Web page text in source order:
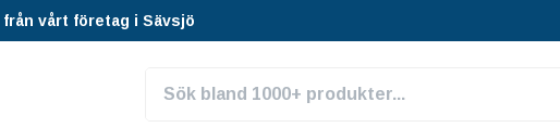
vårt företag i Sävsjö